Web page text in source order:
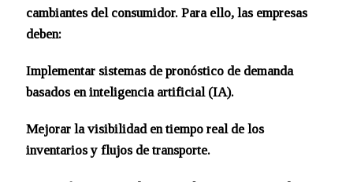
cambiantes del consumidor. Para ello, las empresas
deben:
Implementar sistemas de pronóstico de demanda
basados en inteligencia artificial (IA).
Mejorar la visibilidad en tiempo real de los
inventarios y flujos de transporte.